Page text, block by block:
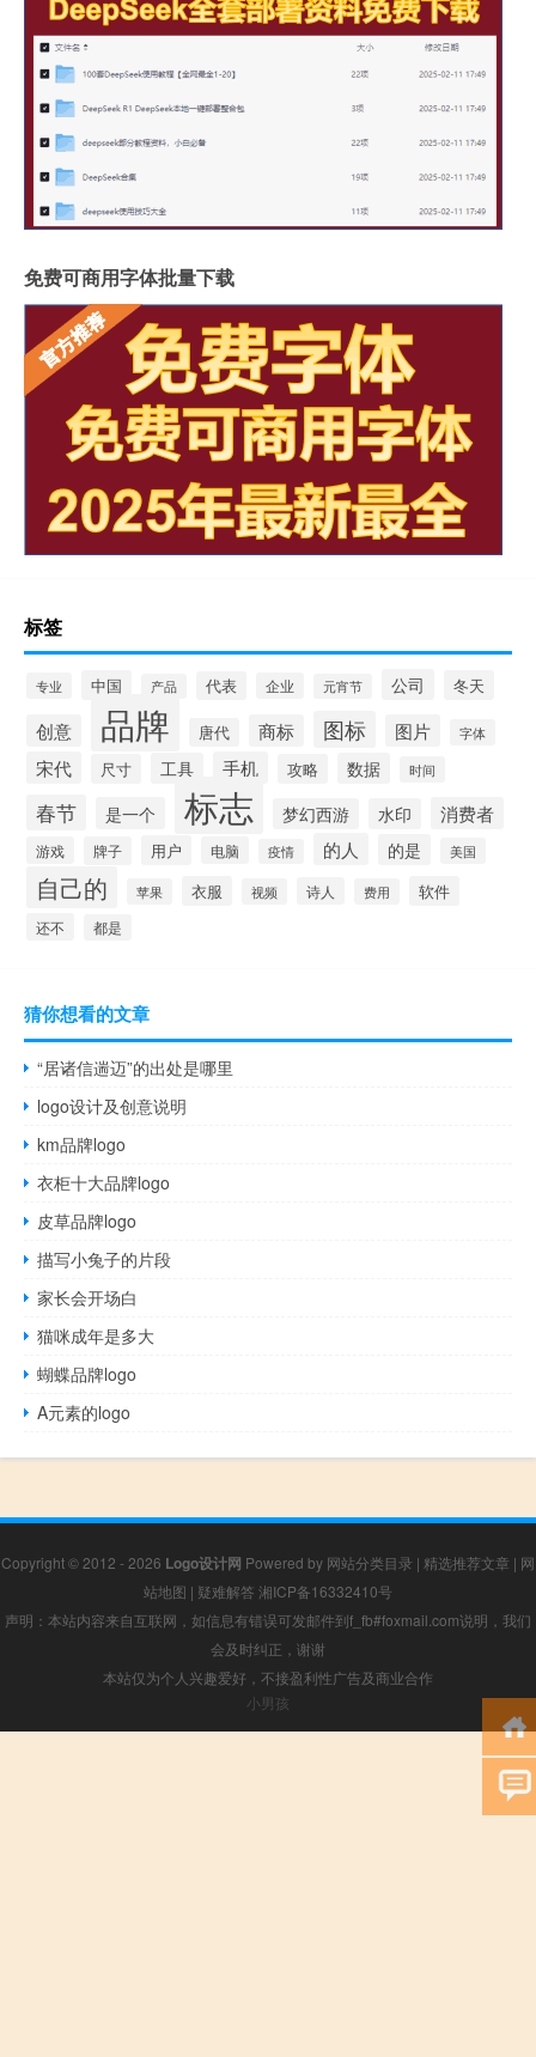
免费可商用字体批量下载
标签
专业 中国 产品 代表 企业 元宵节 公司 冬天
创意 品牌 唐代 商标 图标 图片 字体
宋代 尺寸 工具 手机 攻略 数据 时间
春节 是一个 标志 梦幻西游 水印 消费者
游戏 牌子 用户 电脑 疫情 的人 的是 美国
自己的 苹果 衣服 视频 诗人 费用 软件
还不 都是
猜你想看的文章
“居诸信遄迈”的出处是哪里
logo设计及创意说明
km品牌logo
衣柜十大品牌logo
皮草品牌logo
描写小兔子的片段
家长会开场白
猫咪成年是多大
蝴蝶品牌logo
A元素的logo
Copyright © 2012 - 2026 Logo设计网 Powered by 网站分类目录 | 精选推荐文章 | 网
站地图 | 疑难解答 湘ICP备16332410号
声明：本站内容来自互联网，如信息有错误可发邮件到f_fb#foxmail.com说明，我们
会及时纠正，谢谢
本站仅为个人兴趣爱好，不接盈利性广告及商业合作
小男孩